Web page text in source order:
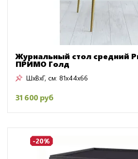
Журнальный стол средний
ПРИМО Голд
ШxВxГ, см: 81x44x66
31 600 руб
-20%